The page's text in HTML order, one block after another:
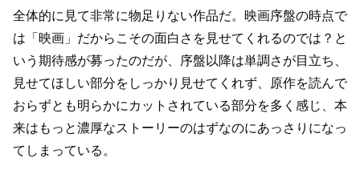
全体的に見て非常に物足りない作品だ。 映画序盤の時点で
は「映画」だからこその面白さを見せてくれるのでは？ と
いう期待感が募ったのだが、序盤以降は単調さが目立ち、
見せてほしい部分をしっかり見せてくれず、原作を読んで
おらずとも明らかにカットされている部分を多く感じ、本
来はもっと濃厚なストーリーのはずなのにあっさりになっ
てしまっている。